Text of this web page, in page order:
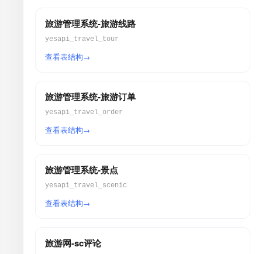
旅游管理系统-旅游线路
yesapi_travel_tour
查看表结构
旅游管理系统-旅游订单
yesapi_travel_order
查看表结构
旅游管理系统-景点
yesapi_travel_scenic
查看表结构
旅游网-sc评论